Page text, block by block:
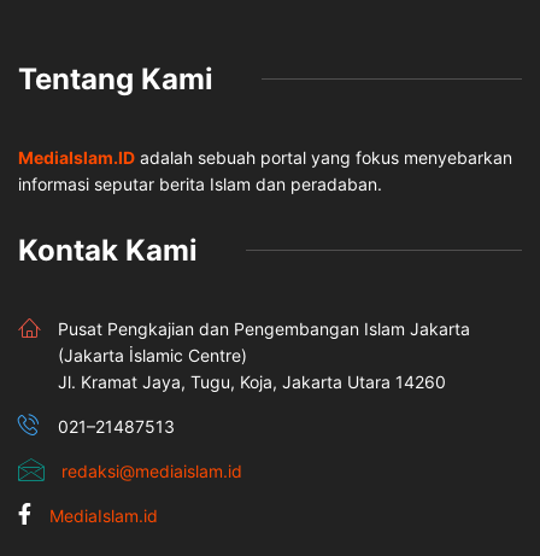
Tentang Kami
MediaIslam.ID adalah sebuah portal yang fokus menyebarkan
informasi seputar berita Islam dan peradaban.
Kontak Kami
Pusat Pengkajian dan Pengembangan Islam Jakarta
(Jakarta İslamic Centre)
Jl. Kramat Jaya, Tugu, Koja, Jakarta Utara 14260
021–21487513
redaksi@mediaislam.id
MediaIslam.id